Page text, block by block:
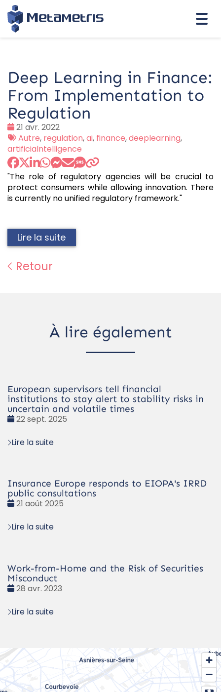
Deep Learning in Finance:
From Implementation to
Regulation
Date
:
21 avr. 2022
Tags
:
Autre, regulation,ai, finance,deeplearning,
artificialntelligence
"The role of regulatory agencies will be crucial to
protect consumers while allowing innovation. There
is currently no unified regulatory framework."
Lire la suite
Retour
À lire également
European supervisors tell financial
institutions to stay alert to stability risks in
uncertain and volatile times
Date
22 sept. 2025
Lire la suite
Insurance Europe responds to EIOPA's IRRD
public consultations
Date
21 août 2025
Lire la suite
Work-from-Home and the Risk of Securities
Misconduct
Date
28 avr. 2023
Lire la suite